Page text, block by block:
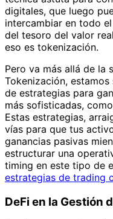
digitales, que luego
intercambiar en todo
del tesoro del valor
eso es tokenización.
Pero va más allá de la
Tokenización,
de estrategias para
más sofisticadas,
Estas estrategias,
vías para que tus
ganancias pasivas
estructurar una
timing en este tipo de
estrategias de trading
DeFi en la Gestión